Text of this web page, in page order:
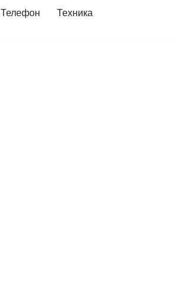
Телефон Техника